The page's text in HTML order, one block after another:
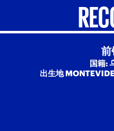
前
国籍:
出生地